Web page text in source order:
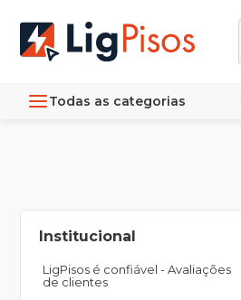
Todas as categorias
Institucional
LigPisos é confiável - Avaliações
de clientes